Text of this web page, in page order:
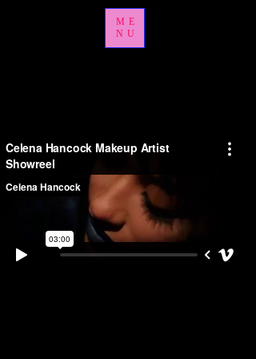
ME
NU